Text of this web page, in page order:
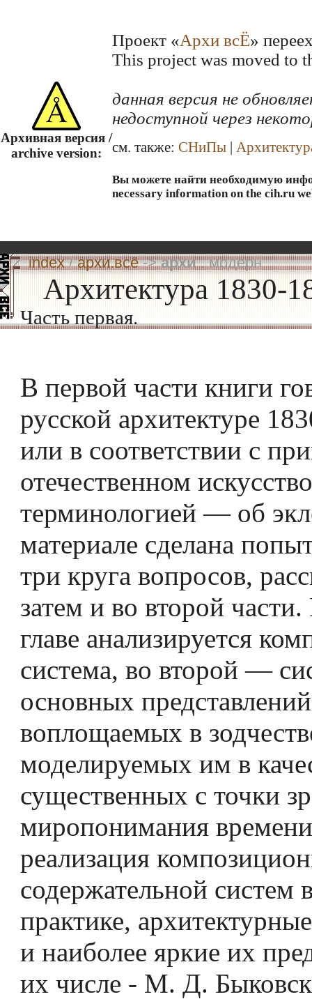
Архивная версия /
archive version:
Проект «Архи всЁ»
This project was moved to
данная версия не
недоступной через
см. также: СНиПы
Вы можете найти необходимую
necessary information on the cih.ru
index / архи.всё ->архи. модерн
Архитектура 1830-
Часть первая.
В первой части книги
русской архитектуре
или в соответствии с
отечественном
терминологией — об
материале сделана
три круга вопросов,
затем и во второй
главе анализируется
система, во второй —
основных
воплощаемых в
моделируемых им в
существенных с точки
миропонимания
реализация
содержательной систем
практике,
и наиболее яркие их
их числе - М. Д.